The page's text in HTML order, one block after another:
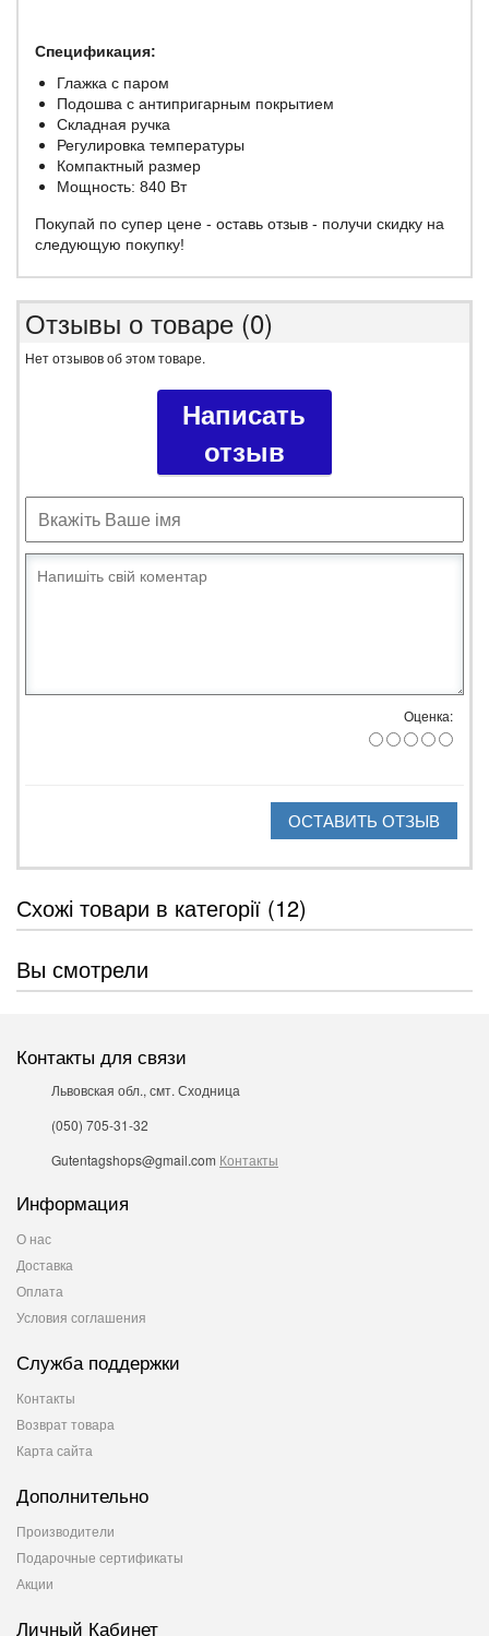
Спецификация:
Глажка с паром
Подошва с антипригарным покрытием
Складная ручка
Регулировка температуры
Компактный размер
Мощность: 840 Вт
​Покупай по супер цене - оставь отзыв - получи скидку на
следующую покупку!
Отзывы о товаре (0)
Нет отзывов об этом товаре.
Написать
отзыв
Оценка:
ОСТАВИТЬ ОТЗЫВ
Схожі товари в категорії (12)
Вы смотрели
Контакты для связи
Львовская обл., смт. Сходница
(050) 705-31-32
Gutentagshops@gmail.com Контакты
Информация
О нас
Доставка
Оплата
Условия соглашения
Служба поддержки
Контакты
Возврат товара
Карта сайта
Дополнительно
Производители
Подарочные сертификаты
Акции
Личный Кабинет